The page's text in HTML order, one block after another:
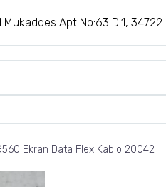
Apt No:63 D:1, 34722
Ekran Data Flex Kablo 20042